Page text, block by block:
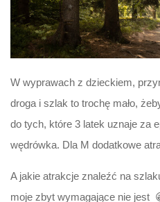
W wyprawach z dzieckiem,
droga i szlak to trochę mało,
do tych, które 3 latek uznaje za
wędrówka. Dla M dodatkowe
A jakie atrakcje znaleźć na
moje zbyt wymagające nie jest